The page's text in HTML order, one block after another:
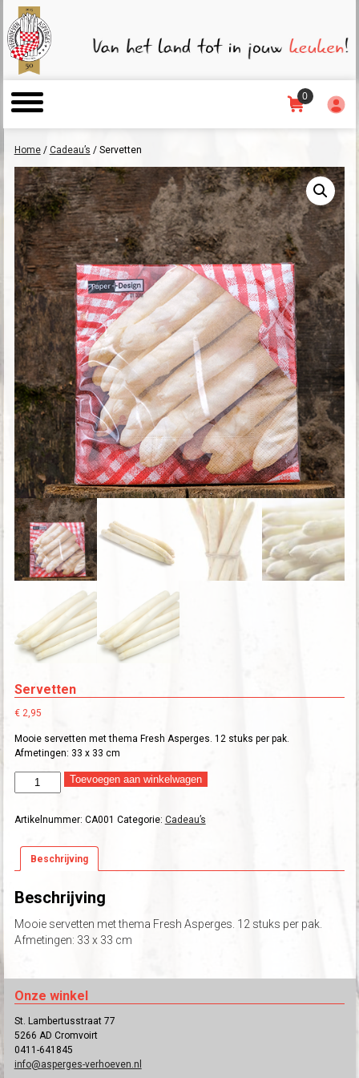
0
Home/ Cadeau’s / Servetten
Servetten
€2,95
Mooie servetten met thema Fresh Asperges. 12 stuks per pak.
Afmetingen: 33 x 33 cm
Servetten
aantal
Toevoegen aan winkelwagen
Artikelnummer: CA001 Categorie: Cadeau’s
Beschrijving
Beschrijving
Mooie servetten met thema Fresh Asperges. 12 stuks per pak.
Afmetingen: 33 x 33 cm
Onze winkel
St. Lambertusstraat 77
5266 AD Cromvoirt
0411-641845
info@asperges-verhoeven.nl